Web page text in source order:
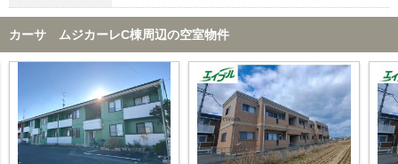
カーサ ムジカーレC棟周辺の空室物件